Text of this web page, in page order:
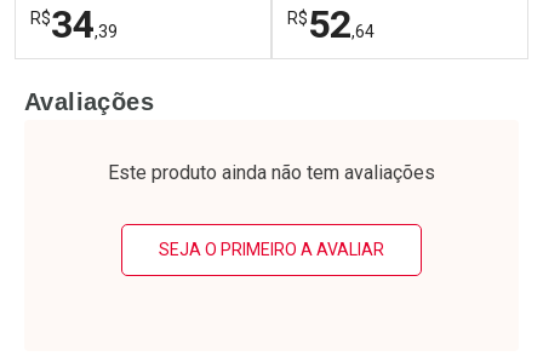
R$34,39
Laboratório
Por Menos
R$52,64
Laboratório
Por Menos
Avaliações
Este produto ainda não tem avaliações
SEJA O PRIMEIRO A AVALIAR